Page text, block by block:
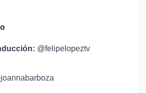
@felipelopeztv